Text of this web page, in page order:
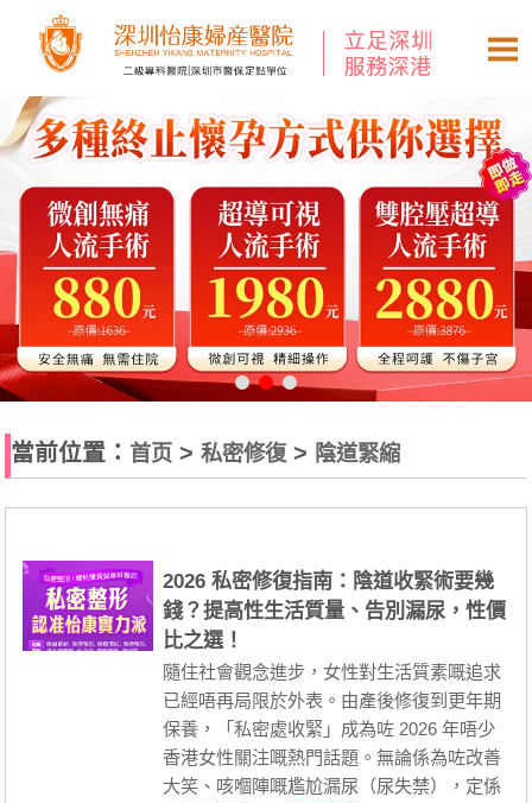
當前位置： 首页 >私密修復 > 陰道緊縮
2026 私密修復指南：陰道收緊術要幾
錢？提高性生活質量、告別漏尿，性價
比之選！
隨住社會觀念進步，女性對生活質素嘅追求
已經唔再局限於外表。由產後修復到更年期
保養，「私密處收緊」成為咗 2026 年唔少
香港女性關注嘅熱門話題。無論係為咗改善
大笑、咳嗰陣嘅尷尬漏尿（尿失禁），定係